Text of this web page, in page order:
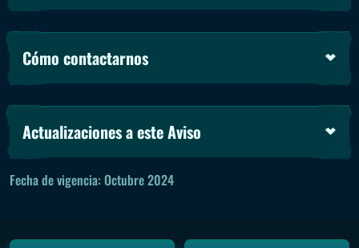
Cómo contactarnos
Actualizaciones a este Aviso
Fecha de vigencia: Octubre 2024